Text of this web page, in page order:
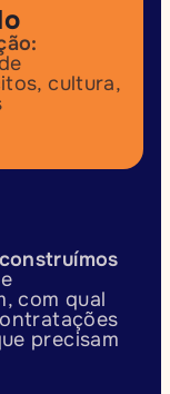
cultura,
com qual
precisam